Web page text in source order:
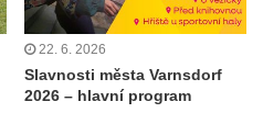
22. 6. 2026
Slavnosti města Varnsdorf
2026 – hlavní program